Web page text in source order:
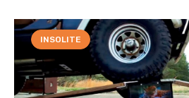
INSOLITE